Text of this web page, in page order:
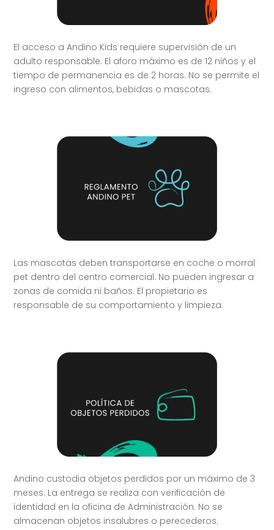
El acceso a Andino Kids requiere supervisión de un
adulto responsable. El aforo máximo es de 12 niños y el
tiempo de permanencia es de 2 horas. No se permite el
ingreso con alimentos, bebidas o mascotas.
Las mascotas deben transportarse en coche o morral
pet dentro del centro comercial. No pueden ingresar a
zonas de comida ni baños. El propietario es
responsable de su comportamiento y limpieza.
Andino custodia objetos perdidos por un máximo de 3
meses. La entrega se realiza con verificación de
identidad en la oficina de Administración. No se
almacenan objetos insalubres o perecederos.